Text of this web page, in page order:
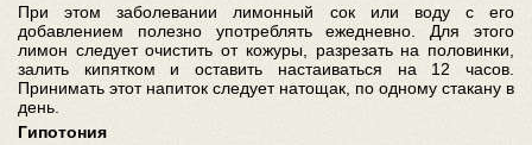
При этом заболевании лимонный сок или воду с его
добавлением полезно употреблять ежедневно. Для этого
лимон следует очистить от кожуры, разрезать на половинки,
залить кипятком и оставить настаиваться на 12 часов.
Принимать этот напиток следует натощак, по одному стакану в
день.
Гипотония